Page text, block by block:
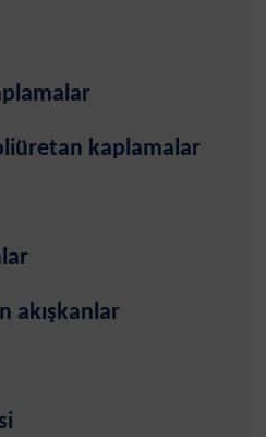
kaplamalar
akışkanlar